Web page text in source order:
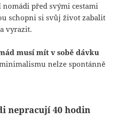
před svými cestami
schopni si svůj život zabalit
vyrazit.
musí mít v sobě dávku
nelze spontánně
nepracují 40 hodin